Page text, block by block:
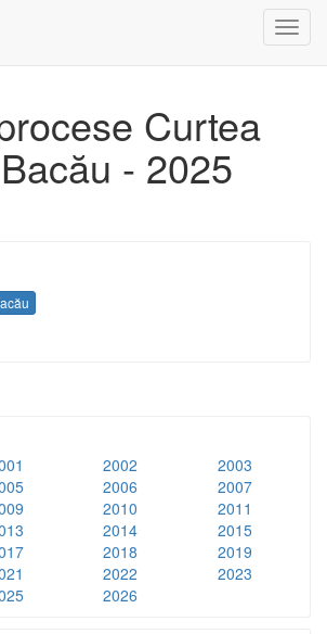
Curtea
- 2025
2002
2003
2006
2007
2010
2011
2014
2015
2018
2019
2022
2023
2026